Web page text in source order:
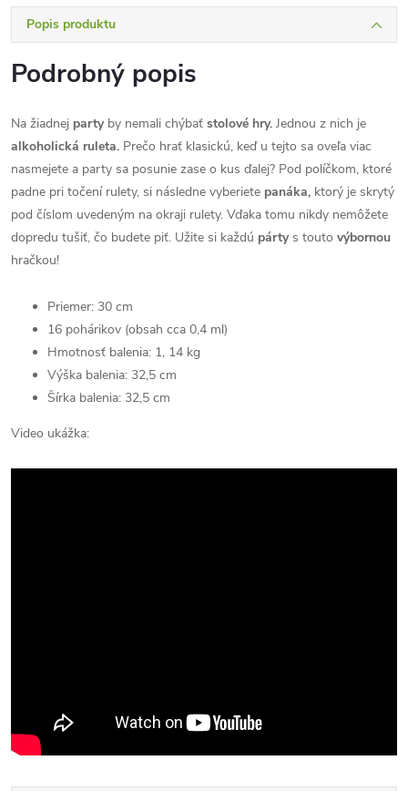
Popis produktu
Podrobný popis
Na žiadnej partyby nemali chýbať stolové hry. Jednou z nich je
alkoholická ruleta. Prečo hrať klasickú, keď u tejto sa oveľa viac
nasmejete a party sa posunie zase o kus ďalej? Pod políčkom, ktoré
padne pri točení rulety, si následne vyberiete panáka, ktorý je skrytý
pod číslom uvedeným na okraji rulety. Vďaka tomu nikdy nemôžete
dopredu tušiť, čo budete piť. Užite si každú pártys touto výbornou
hračkou!
Priemer: 30 cm
16 pohárikov (obsah cca 0,4 ml)
Hmotnosť balenia: 1, 14 kg
Výška balenia: 32,5 cm
Šírka balenia: 32,5 cm
Video ukážka: